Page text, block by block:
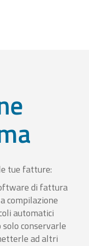
tue fatture:
di fattura
compilazione
automatici
conservarle
ad altri